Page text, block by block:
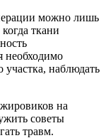
можно лишь
ткани
необходимо
участка, наблюдать
на
советы
травм.